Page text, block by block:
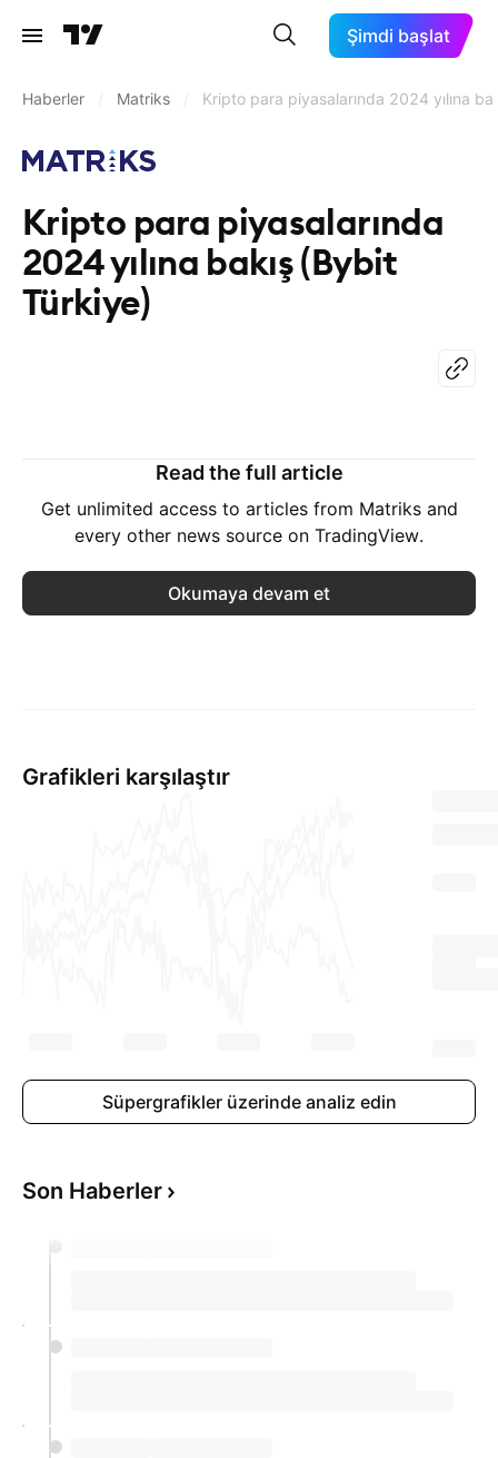
Şimdi başlat
Haberler Matriks Kripto para piyasalarında 2024 yılına
Kripto para piyasalarında
2024 yılına bakış (Bybit
Türkiye)
Read the full article
Get unlimited access to articles from Matriks and
every other news source on TradingView.
Okumaya devam et
Grafikleri karşılaştır
Süpergrafikler üzerinde analiz edin
Son Haberler